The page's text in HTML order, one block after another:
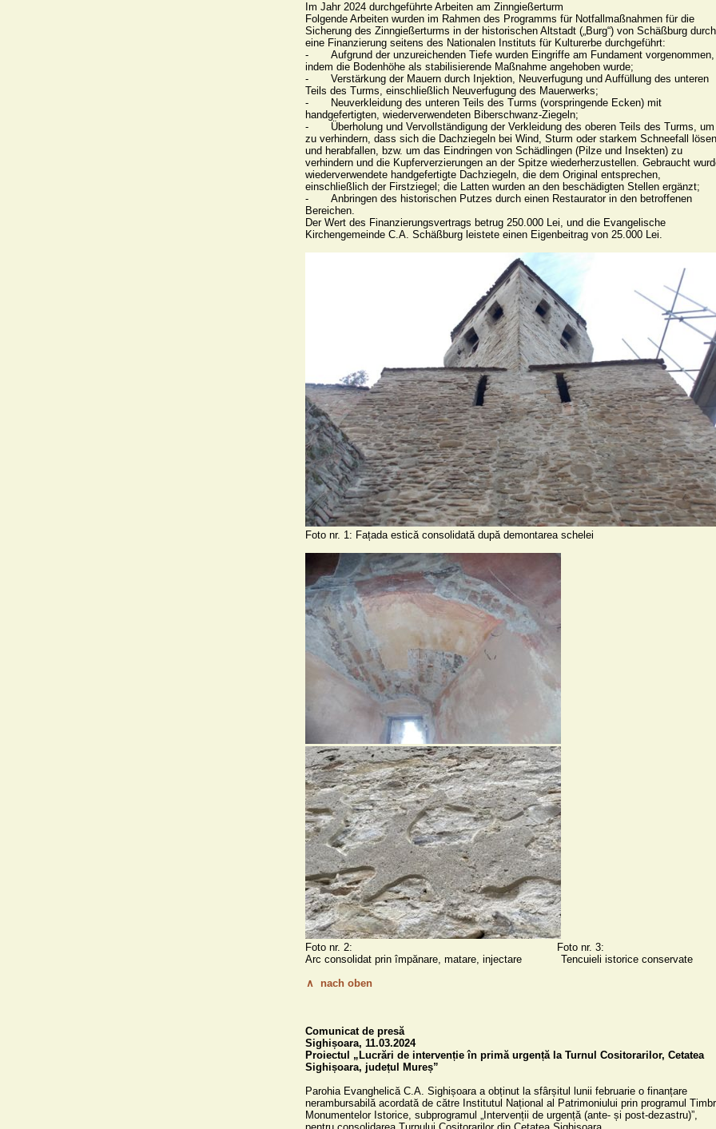
Im Jahr 2024 durchgeführte Arbeiten am Zinngießerturm
Folgende Arbeiten wurden im Rahmen des Programms für Notfallmaßnahmen für die
Sicherung des Zinngießerturms in der historischen Altstadt („Burg“) von Schäßburg durch
eine Finanzierung seitens des Nationalen Instituts für Kulturerbe durchgeführt:
-	Aufgrund der unzureichenden Tiefe wurden Eingriffe am Fundament vorgenommen,
indem die Bodenhöhe als stabilisierende Maßnahme angehoben wurde;
-	Verstärkung der Mauern durch Injektion, Neuverfugung und Auffüllung des unteren
Teils des Turms, einschließlich Neuverfugung des Mauerwerks;
-	Neuverkleidung des unteren Teils des Turms (vorspringende Ecken) mit
handgefertigten, wiederverwendeten Biberschwanz-Ziegeln;
-	Überholung und Vervollständigung der Verkleidung des oberen Teils des Turms, um
zu verhindern, dass sich die Dachziegeln bei Wind, Sturm oder starkem Schneefall lösen
und herabfallen, bzw. um das Eindringen von Schädlingen (Pilze und Insekten) zu
verhindern und die Kupferverzierungen an der Spitze wiederherzustellen. Gebraucht
wiederverwendete handgefertigte Dachziegeln, die dem Original entsprechen,
einschließlich der Firstziegel; die Latten wurden an den beschädigten Stellen ergänzt;
-	Anbringen des historischen Putzes durch einen Restaurator in den betroffenen
Bereichen.
Der Wert des Finanzierungsvertrags betrug 250.000 Lei, und die Evangelische
Kirchengemeinde C.A. Schäßburg leistete einen Eigenbeitrag von 25.000 Lei.
Foto nr. 1: Fațada estică consolidată după demontarea schelei
Foto nr. 2:                                                                Foto nr. 3:
Arc consolidat prin împănare, matare, injectare		Tencuieli istorice conservate
∧  nach oben
Comunicat de presă
Sighișoara, 11.03.2024
Proiectul „Lucrări de intervenție în primă urgență la Turnul Cositorarilor, Cetatea
Sighișoara, județul Mureș”
Parohia Evanghelică C.A. Sighișoara a obținut la sfârșitul lunii februarie o finanțare
nerambursabilă acordată de către Institutul Național al Patrimoniului prin programul
Monumentelor Istorice, subprogramul „Intervenții de urgență (ante- și post-dezastru)”,